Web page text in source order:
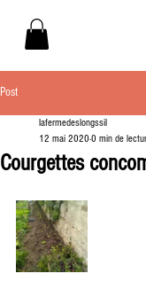
Post
Courgettes
lafermedeslongssil
12 mai 2020 0 min de